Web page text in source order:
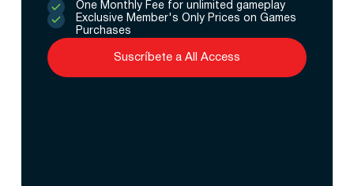
One Monthly Fee for unlimited gameplay
Exclusive Member's Only Prices on Games
Purchases
Suscríbete a All Access